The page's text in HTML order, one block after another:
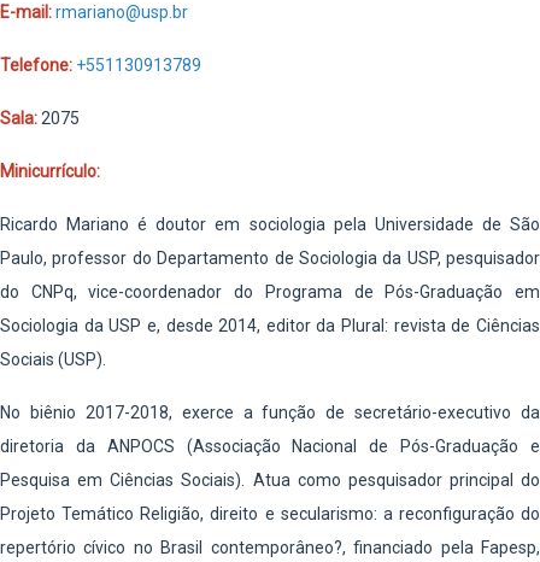
E-mail:rmariano@usp.br
Telefone: +551130913789
Sala:2075
Minicurrículo:
Ricardo Mariano é doutor em sociologia pela Universidade de São
Paulo, professor do Departamento de Sociologia da USP, pesquisador
do CNPq, vice-coordenador do Programa de Pós-Graduação em
Sociologia da USP e, desde 2014, editor da Plural: revista de Ciências
Sociais (USP).
No biênio 2017-2018, exerce a função de secretário-executivo da
diretoria da ANPOCS (Associação Nacional de Pós-Graduação e
Pesquisa em Ciências Sociais). Atua como pesquisador principal do
Projeto Temático Religião, direito e secularismo: a reconfiguração do
repertório cívico no Brasil contemporâneo?, financiado pela Fapesp,